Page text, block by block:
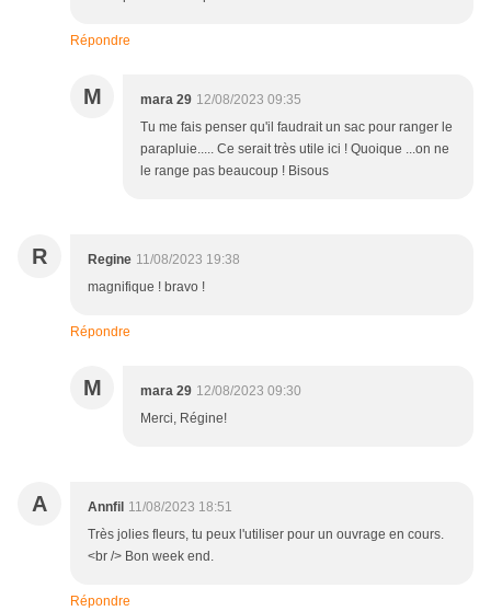
Répondre
M mara 29 12/08/2023 09:35
Tu me fais penser qu'il faudrait un sac pour ranger le
parapluie..... Ce serait très utile ici ! Quoique ...on ne
le range pas beaucoup ! Bisous
R Regine 11/08/2023 19:38
magnifique ! bravo !
Répondre
M mara 29 12/08/2023 09:30
Merci, Régine!
A Annfil 11/08/2023 18:51
Très jolies fleurs, tu peux l'utiliser pour un ouvrage en cours.
<br /> Bon week end.
Répondre